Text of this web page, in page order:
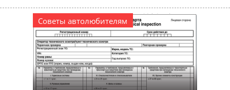
Советы автолюбителям